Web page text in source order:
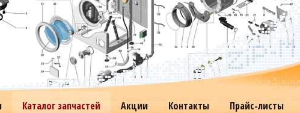
Каталог запчастей Акции Контакты Прайс-листы